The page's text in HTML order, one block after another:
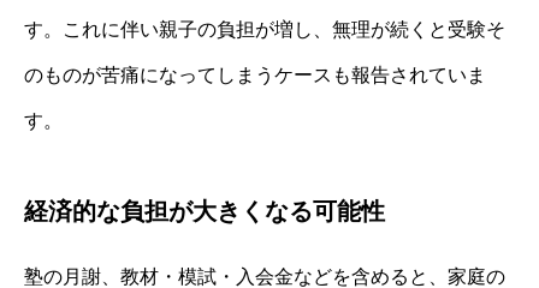
す。これに伴い親子の負担が増し、無理が続くと受験そ
のものが苦痛になってしまうケースも報告されていま
す。
経済的な負担が大きくなる可能性
塾の月謝、教材・模試・入会金などを含めると、家庭の